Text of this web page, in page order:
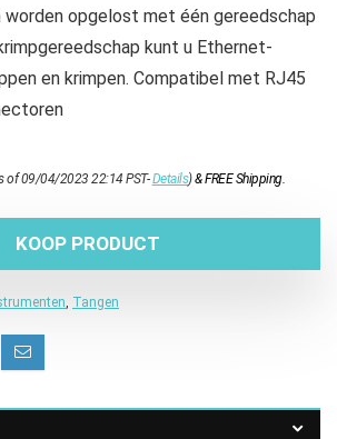
opgelost met één gereedschap
kunt u Ethernet-
en krimpen. Compatibel met RJ45
of 09/04/2023 22:14 PST-Details)&FREE Shipping.
KOOP PRODUCT
Tangen